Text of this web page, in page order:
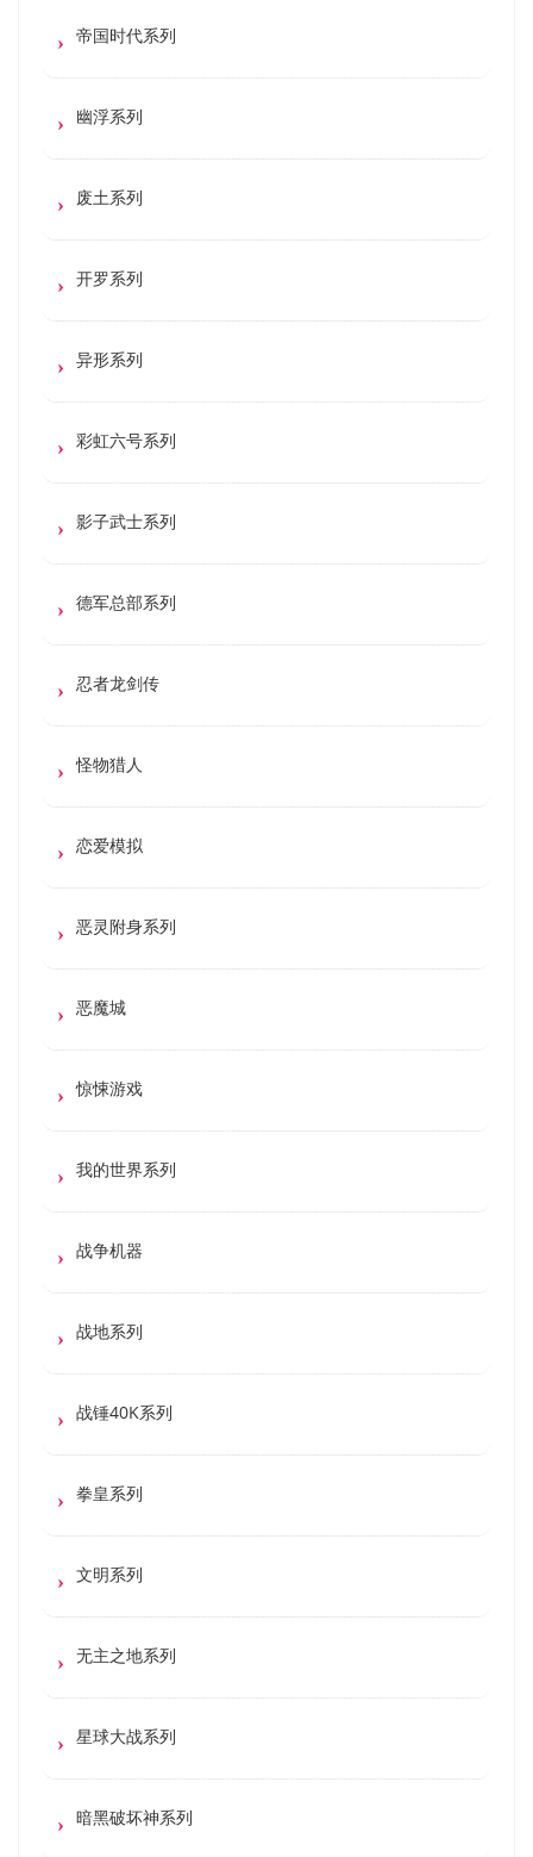
帝国时代系列
幽浮系列
废土系列
开罗系列
异形系列
彩虹六号系列
影子武士系列
德军总部系列
忍者龙剑传
怪物猎人
恋爱模拟
恶灵附身系列
恶魔城
惊悚游戏
我的世界系列
战争机器
战地系列
战锤40K系列
拳皇系列
文明系列
无主之地系列
星球大战系列
暗黑破坏神系列